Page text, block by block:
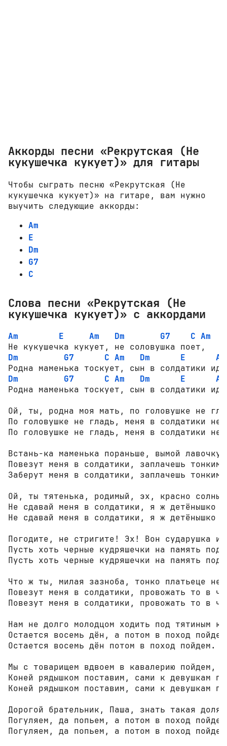
Аккорды песни «Рекрутская (Не
кукушечка кукует)» для гитары
Чтобы сыграть песню «Рекрутская (Не
кукушечка кукует)» на гитаре, вам нужно
выучить следующие аккорды:
Am
E
Dm
G7
C
Слова песни «Рекрутская (Не
кукушечка кукует)» с аккордами
Am E Am Dm G7 C Am
Dm
G7 C Am Dm E
Am
Dm
G7 C Am Dm E
Am
Родна маменька тоскует, сын в солдатики
Ой, ты, родна моя мать, по головушке не
По головушке не гладь, меня в солдатики не
По головушке не гладь, меня в солдатики не
Встань-ка маменька пораньше, вымой
Повезут меня в солдатики, заплачешь тонким
Заберут меня в солдатики, заплачешь тонким
Ой, ты тятенька, родимый, эх, красно
Не сдавай меня в солдатики, я ж детёнышко
Не сдавай меня в солдатики, я ж детёнышко
Погодите, не стригите! Эх! Вон сударушка
Пусть хоть черные кудряшечки на память
Пусть хоть черные кудряшечки на память
Что ж ты, милая зазноба, тонко платьеце не
Повезут меня в солдатики, провожать то в
Повезут меня в солдатики, провожать то в
Нам не долго молодцом ходить под тятиным
Остается восемь дён, а потом в поход
Остается восемь дён потом в поход пойдем.
Мы с товарищем вдвоем в кавалерию пойдем,
Коней рядышком поставим, сами к девушкам
Коней рядышком поставим, сами к девушкам
Дорогой брательник, Паша, знать такая доля
Погуляем, да попьем, а потом в поход
Погуляем, да попьем, а потом в поход